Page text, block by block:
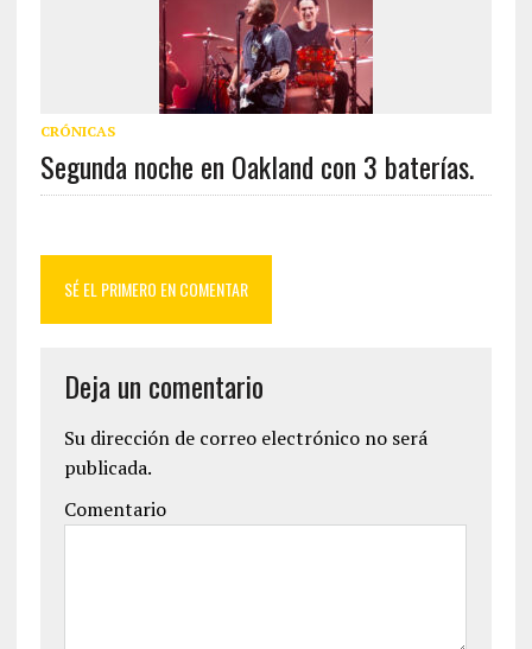
CRÓNICAS
Segunda noche en Oakland con 3 baterías.
SÉ EL PRIMERO EN COMENTAR
Deja un comentario
Su dirección de correo electrónico no será
publicada.
Comentario